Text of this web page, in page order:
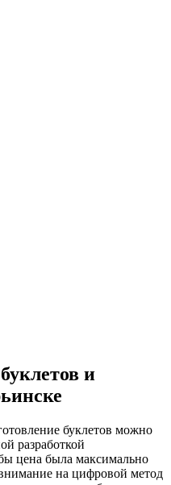
и
буклетов можно
разработкой
цена была максимально
на цифровой метод